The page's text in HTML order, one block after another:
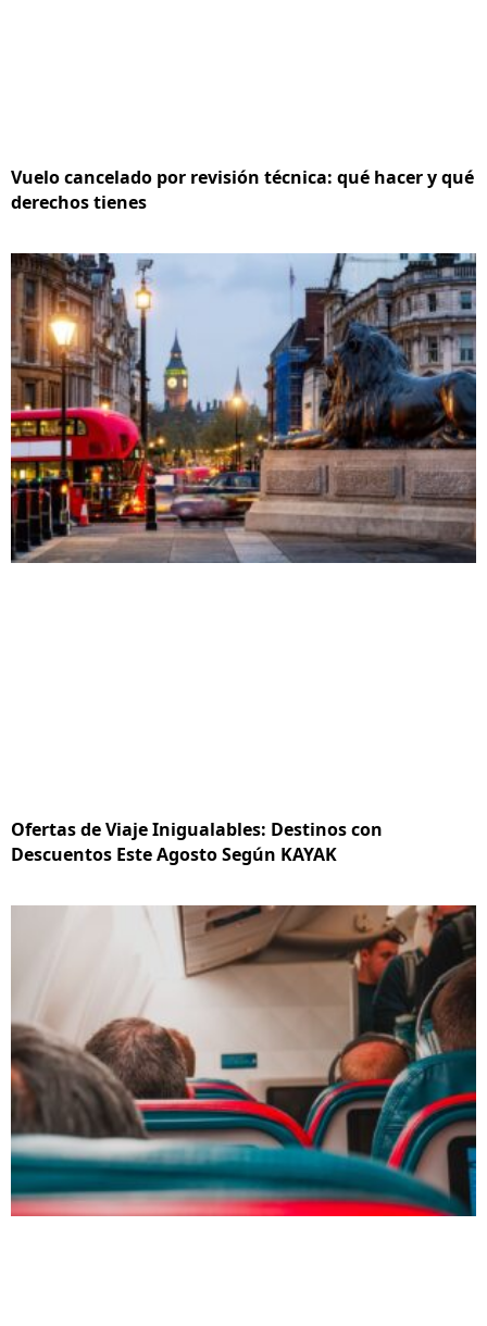
Vuelo cancelado por revisión técnica: qué hacer y qué
derechos tienes
Ofertas de Viaje Inigualables: Destinos con
Descuentos Este Agosto Según KAYAK